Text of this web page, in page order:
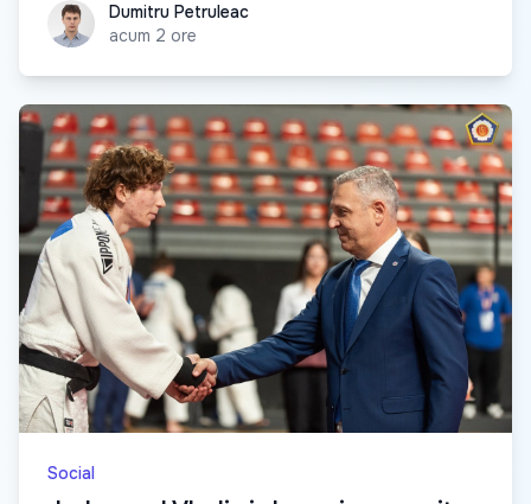
Dumitru Petruleac
Dumitru Petruleac
acum 2 ore
Social